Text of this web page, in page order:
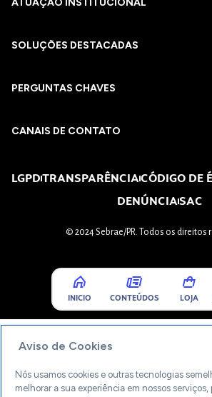
ATUAÇÃO INSTITUCIONAL
SOLUÇÕES DESTACADAS
PERGUNTAS CHAVES​
CANAIS DE CONTATO
LGPDTRANSPARÊNCIACÓDIGO DE
DENÚNCIASAC
© 2024 Sebrae/PR. Todos os direitos
INICIO CONTEÚDOS LOJA
Aviso de Cookies
Nós usamos cookies e outras tecnologias
melhorar a sua experiência em nossos serviços,